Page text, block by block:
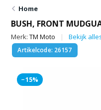
Home
BUSH, FRONT
Merk:TM Moto
Artikelcode: 26157
Bekijk
−15%